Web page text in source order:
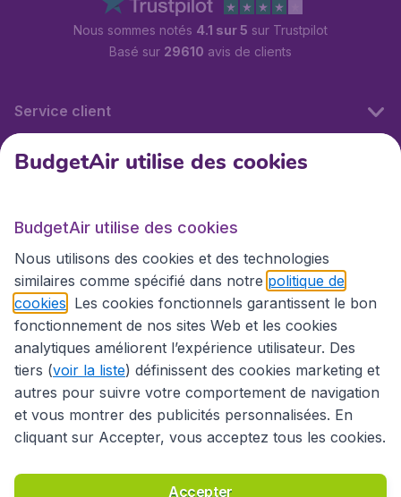
Nous sommes notés 4.1 sur 5 sur Trustpilot
Basé sur 29610 avis de clients
Service client
BudgetAir.fr
Sites internationaux
Déclaration d’accessibilité
Conditions générales
Déclaration de confidentialité
BudgetAir utilise des cookies
BudgetAir utilise des cookies
Nous utilisons des cookies et des technologies
similaires comme spécifié dans notre politique de
cookies . Les cookies fonctionnels garantissent le bon
fonctionnement de nos sites Web et les cookies
analytiques améliorent l’expérience utilisateur. Des
tiers (voir la liste) définissent des cookies marketing et
autres pour suivre votre comportement de navigation
et vous montrer des publicités personnalisées. En
cliquant sur Accepter, vous acceptez tous les cookies.
Accepter